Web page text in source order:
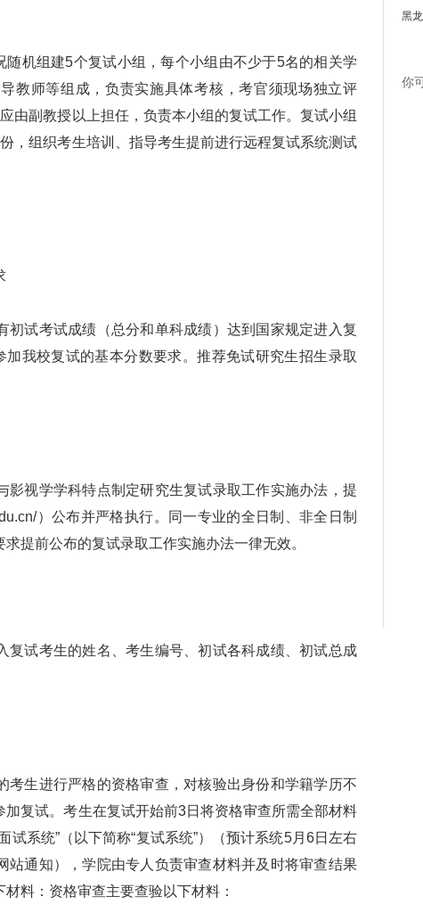
机组建5个复试小组，每个小组由不少于5名的相关学
教师等组成，负责实施具体考核，考官须现场独立评
由副教授以上担任，负责本小组的复试工作。复试小组
，组织考生培训、指导考生提前进行远程复试系统测试
试考试成绩（总分和单科成绩）达到国家规定进入复
我校复试的基本分数要求。推荐免试研究生招生录取
视学学科特点制定研究生复试录取工作实施办法，提
）公布并严格执行。同一专业的全日制、非全日制
提前公布的复试录取工作实施办法一律无效。
试考生的姓名、考生编号、初试各科成绩、初试总成
生进行严格的资格审查，对核验出身份和学籍学历不
复试。考生在复试开始前3日将资格审查所需全部材料
试系统”（以下简称“复试系统”）（预计系统5月6日左右
站通知），学院由专人负责审查材料并及时将审查结果
料：资格审查主要查验以下材料：
黑
你